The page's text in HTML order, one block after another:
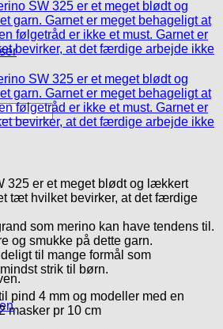
325 er et meget blødt og lækkert
tæt hvilket bevirker, at det færdige
som merino kan have tendens til.
og smukke på dette garn.
til mange formål som
strik til børn.
pind 4 mm og modeller med en
masker pr 10 cm